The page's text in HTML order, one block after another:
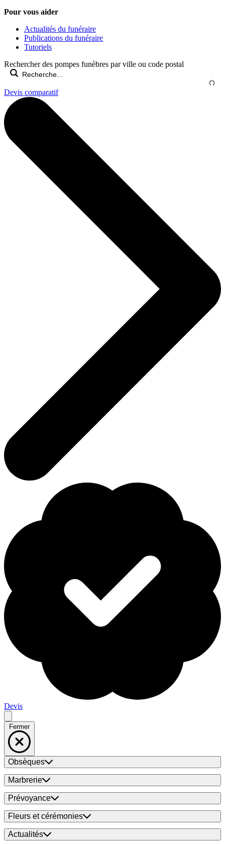
Pour vous aider
Actualités du funéraire
Publications du funéraire
Tutoriels
Rechercher des pompes funèbres par ville ou code postal
Devis comparatif
Devis
Fermer
Obsèques
Marbrerie
Prévoyance
Fleurs et cérémonies
Actualités